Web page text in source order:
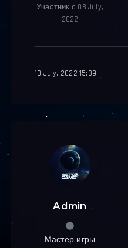
Участник с 08 July,
2022
10 July, 2022 15:39
Admin
Мастер игры